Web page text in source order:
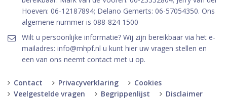
Hoeven: 06-12187894; Delano Gemerts: 06-57054350. Ons
algemene nummer is 088-824 1500
Wilt u persoonlijke informatie? Wij zijn bereikbaar via het e-
mailadres: info@mhpf.nl u kunt hier uw vragen stellen en
een van ons neemt contact met u op.
Contact Privacyverklaring
Cookies
Veelgestelde vragen
Begrippenlijst
Disclaimer